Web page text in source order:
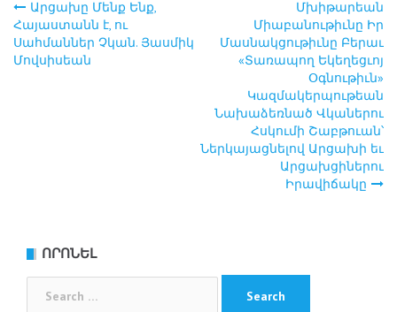
Post
navigation
Արցախը Մենք Ենք,
Հայաստանն է, ու
Սահմաններ Չկան. Յասմիկ
Մովսիսեան
Մխիթարեան
Միաբանութիւնը Իր
Մասնակցութիւնը Բերաւ
«Տառապող Եկեղեցւոյ
Օգնութիւն»
Կազմակերպութեան
Նախաձեռնած Վկաներու
Հսկումի Շաբթուան՝
Ներկայացնելով Արցախի եւ
Արցախցիներու
Իրավիճակը
ՈՐՈՆԵԼ